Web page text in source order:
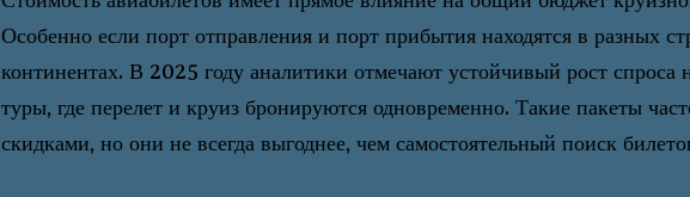
Особенно если порт отправления и порт прибытия находятся в разных
континентах. В 2025 году аналитики отмечают устойчивый рост спроса
туры, где перелет и круиз бронируются одновременно. Такие пакеты
скидками, но они не всегда выгоднее, чем самостоятельный поиск